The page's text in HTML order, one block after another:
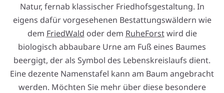
Natur, fernab klassischer Friedhofsgestaltung. In
eigens dafür vorgesehenen Bestattungswäldern wie
dem FriedWald oder dem RuheForstwird die
biologisch abbaubare Urne am Fuß eines Baumes
beergigt, der als Symbol des Lebenskreislaufs dient.
Eine dezente Namenstafel kann am Baum angebracht
werden. Möchten Sie mehr über diese besondere